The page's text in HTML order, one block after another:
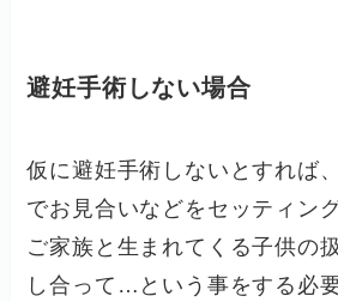
避妊手術しない場合
仮に避妊手術しないとすれば
でお見合いなどをセッティン
ご家族と生まれてくる子供の
し合って…という事をする必要